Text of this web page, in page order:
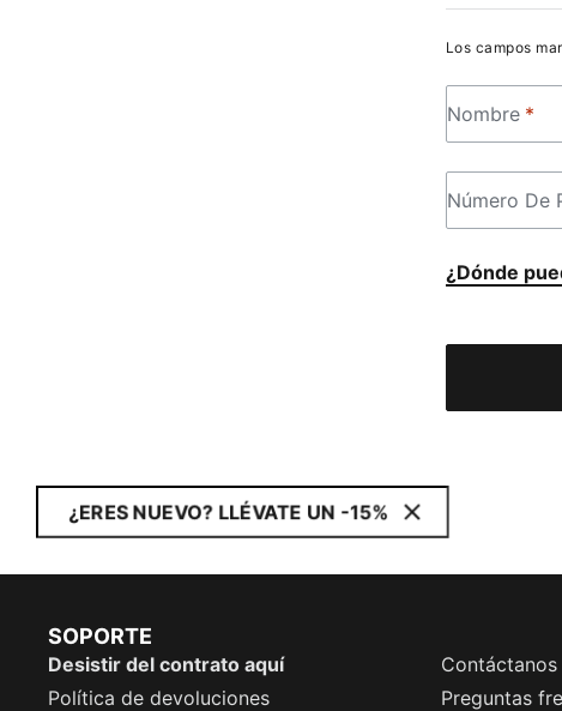
Los campos
NOMBRE
Nombre *
NÚMERO DE
Número De
¿Dónde
¿ERES NUEVO? LLÉVATE UN -15%
SOPORTE
Desistir del contrato aquí
Contáctanos
Política de devoluciones
Preguntas